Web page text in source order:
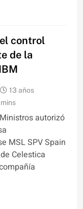
control
de la
13 años
mins
autorizó
MSL SPV Spain
Celestica